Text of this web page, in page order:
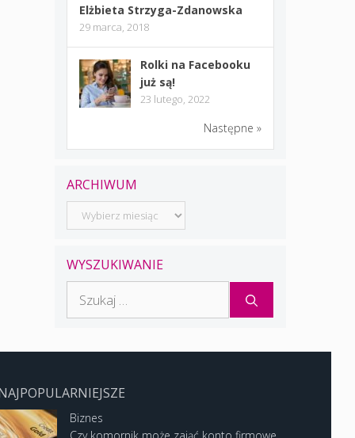
Elżbieta Strzyga-Zdanowska
29 marca, 2018
Rolki na Facebooku
już są!
23 lutego, 2022
Następne »
ARCHIWUM
Archiwum
WYSZUKIWANIE
Biznes